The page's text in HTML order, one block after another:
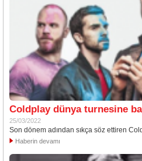
Coldplay dünya turnesine
25/03/2022
Son dönem adından sıkça söz ettiren
Haberin devamı